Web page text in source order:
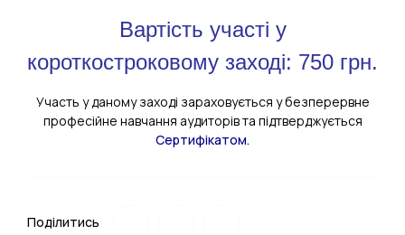
Вартість участі у
короткостроковому заході: 750 грн.
Участь у даному заході зараховується у безперервне
професійне навчання аудиторів та підтверджується
Сертифікатом.
Поділитись